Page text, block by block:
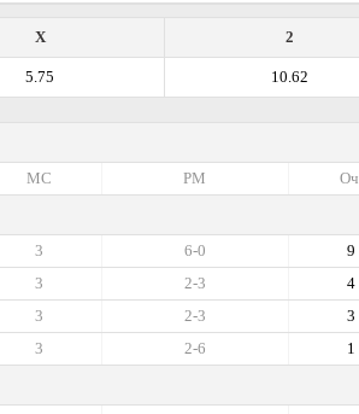
2
X
10.62
5.75
РМ
МС
9
6-0
3
4
2-3
3
3
2-3
3
1
2-6
3